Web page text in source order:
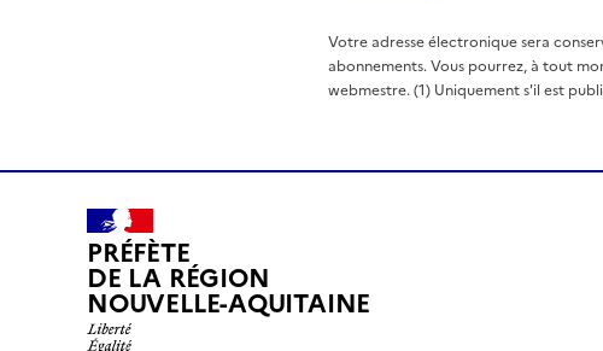
Votre adresse électronique sera
abonnements. Vous pourrez, à tout
webmestre. (1) Uniquement s'il est
PRÉFÈTE
DE LA RÉGION
NOUVELLE-AQUITAINE